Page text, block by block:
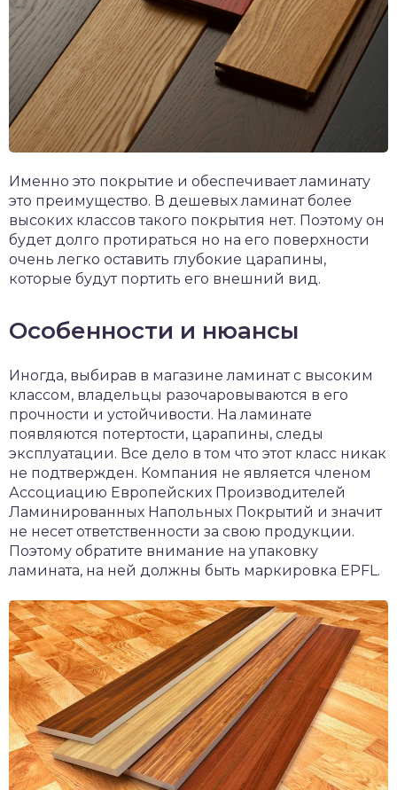
Именно это покрытие и обеспечивает ламинату
это преимущество. В дешевых ламинат более
высоких классов такого покрытия нет. Поэтому он
будет долго протираться но на его поверхности
очень легко оставить глубокие царапины,
которые будут портить его внешний вид.
Особенности и нюансы
Иногда, выбирав в магазине ламинат с высоким
классом, владельцы разочаровываются в его
прочности и устойчивости. На ламинате
появляются потертости, царапины, следы
эксплуатации. Все дело в том что этот класс никак
не подтвержден. Компания не является членом
Ассоциацию Европейских Производителей
Ламинированных Напольных Покрытий и значит
не несет ответственности за свою продукции.
Поэтому обратите внимание на упаковку
ламината, на ней должны быть маркировка EPFL.